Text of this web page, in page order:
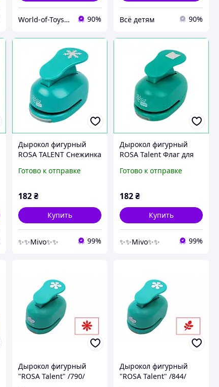
World-of-Toys.com.ua 90% Всё детям 90%
Дырокол фигурный
ROSA TALENT Снежинка
скрапбукинга бумаги и
декор премиум
Готово к отправке
182 ₴
Купить
✨✨Mivo✨✨ 99%
Дырокол фигурный
ROSA Talent Флаг для
творчества, пробивает
г/м2
Готово к отправке
182₴
Купить
✨✨Mivo✨✨ 99%
Дырокол фигурный
"ROSA Talent" /790/
Дырокол фигурный
"ROSA Talent" /844/